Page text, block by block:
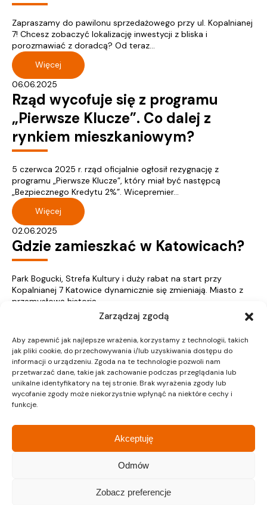
Zarządzaj zgodą
Aby zapewnić jak najlepsze wrażenia, korzystamy z technologii, takich
jak pliki cookie, do przechowywania i/lub uzyskiwania dostępu do
informacji o urządzeniu. Zgoda na te technologie pozwoli nam
przetwarzać dane, takie jak zachowanie podczas przeglądania lub
unikalne identyfikatory na tej stronie. Brak wyrażenia zgody lub
wycofanie zgody może niekorzystnie wpłynąć na niektóre cechy i
funkcje.
Akceptuję
Odmów
Zobacz preferencje
Zapraszamy do pawilonu sprzedażowego przy ul. Kopalnianej
7! Chcesz zobaczyć lokalizację inwestycji z bliska i
porozmawiać z doradcą? Od teraz...
Więcej
06.06.2025
Rząd wycofuje się z programu
„Pierwsze Klucze”. Co dalej z
rynkiem mieszkaniowym?
5 czerwca 2025 r. rząd oficjalnie ogłosił rezygnację z
programu „Pierwsze Klucze”, który miał być następcą
„Bezpiecznego Kredytu 2%”. Wicepremier...
Więcej
02.06.2025
Gdzie zamieszkać w Katowicach?
Park Bogucki, Strefa Kultury i duży rabat na start przy
Kopalnianej 7 Katowice dynamicznie się zmieniają. Miasto z
przemysłową historią...
« Poprzednie 1 … 13 14 15 16 17 … 37 Następne »
Mieszkania na sprzedaż Kraków